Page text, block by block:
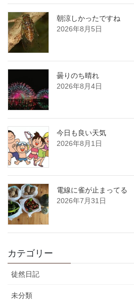
朝涼しかったですね
2026年8月5日
曇りのち晴れ
2026年8月4日
今日も良い天気
2026年8月1日
電線に雀が止まってる
2026年7月31日
カテゴリー
徒然日記
未分類